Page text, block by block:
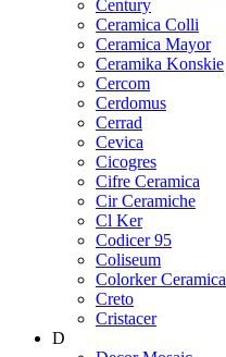
Century
Ceramica Colli
Ceramica Mayor
Ceramika Konskie
Cercom
Cerdomus
Cerrad
Cevica
Cicogres
Cifre Ceramica
Cir Ceramiche
Cl Ker
Codicer 95
Coliseum
Colorker Ceramica
Creto
Cristacer
D